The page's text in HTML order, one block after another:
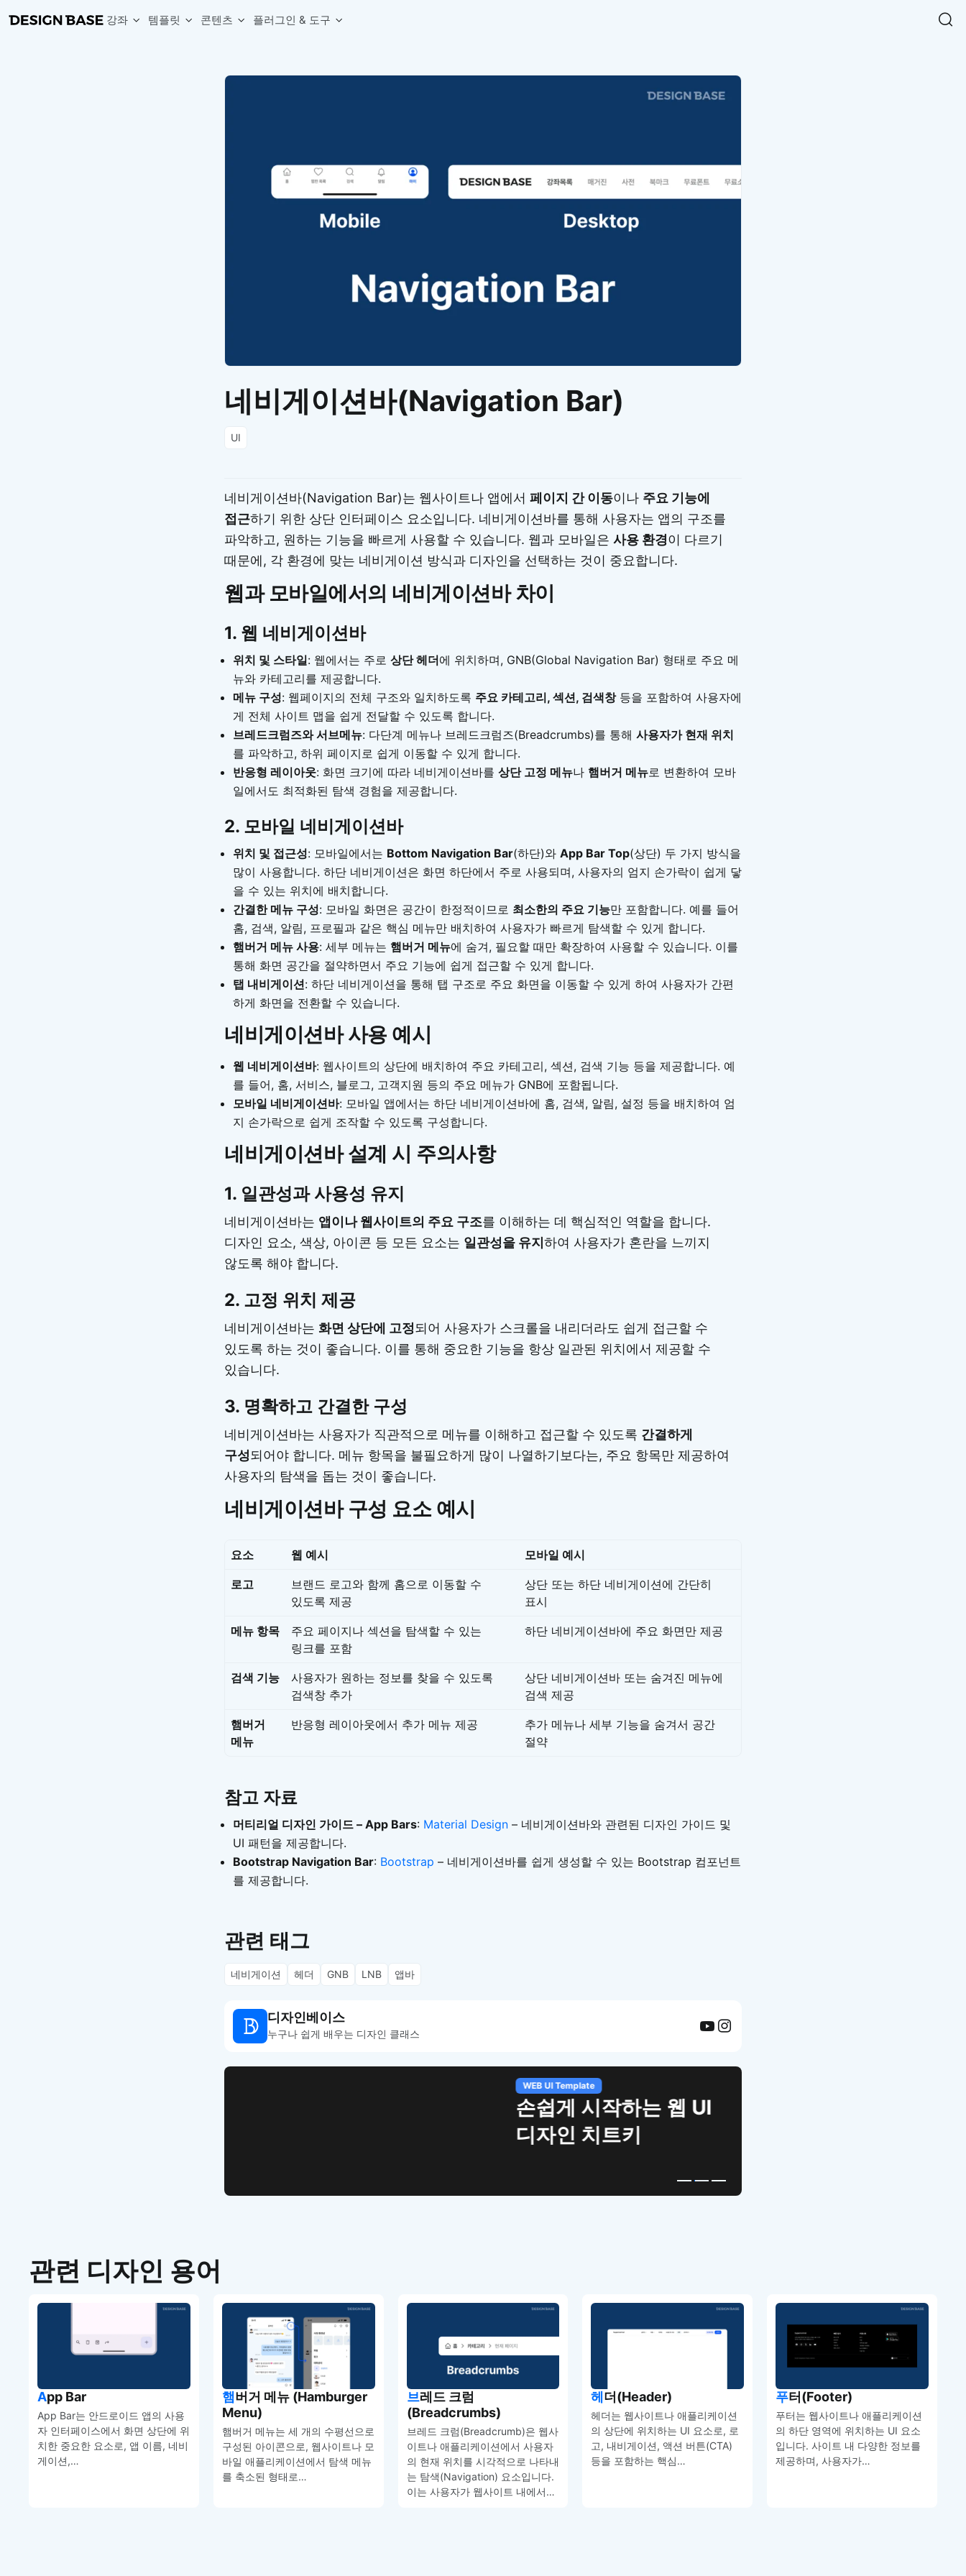
강좌 템플릿 콘텐츠
디자인에 바로 사용할 수 있는 아이콘을 무료로 사용해보세요.
디자인 작업에 활용할 수 있는 무료 리소스를 찾아보세요.
헷갈리는 디자인 용어를 쉽고 빠르게 확인해보세요.
디자인 툴 단축키 모음
피그마, 포토샵 등 자주 쓰는 단축키를 빠르게 찾아보세요.
플러그인 & 도구
피그마 Variables를 문서화하고 구조를 한눈에 정리해보세요.
자주 쓰는 브랜드 로고 SVG를 한곳에서 확인해보세요.
컬러 배색
디자인에 어울리는 컬러 조합을 빠르게 찾고 적용해보세요.
컬러 팔레트를 시각적으로 미리 보고 조합감을 확인해보세요.
추상 그라디언트 생성기
감각적인 추상 그라디언트 배경을 손쉽게 만들어보세요.
ASCII 아트
NEW
다양한 차트를 쉽고 빠르게 만들 수 있는 데이터 시각화 라이브러리
에
서
열
네비게이션바(Navigation Bar)
UI
네비게이션바(Navigation Bar)는 웹사이트나 앱에서 페이지 간 이동이나 주요 기능에
접근하기 위한 상단 인터페이스 요소입니다. 네비게이션바를 통해 사용자는 앱의 구조를
파악하고, 원하는 기능을 빠르게 사용할 수 있습니다. 웹과 모바일은 사용 환경이 다르기
때문에, 각 환경에 맞는 네비게이션 방식과 디자인을 선택하는 것이 중요합니다.
웹과 모바일에서의 네비게이션바 차이
1. 웹 네비게이션바
위치 및 스타일: 웹에서는 주로 상단 헤더에 위치하며, GNB(Global Navigation Bar) 형태로 주요 메
뉴와 카테고리를 제공합니다.
메뉴 구성: 웹페이지의 전체 구조와 일치하도록 주요 카테고리, 섹션, 검색창등을 포함하여 사용자에
게 전체 사이트 맵을 쉽게 전달할 수 있도록 합니다.
브레드크럼즈와 서브메뉴: 다단계 메뉴나 브레드크럼즈(Breadcrumbs)를 통해 사용자가 현재 위치
를 파악하고, 하위 페이지로 쉽게 이동할 수 있게 합니다.
반응형 레이아웃: 화면 크기에 따라 네비게이션바를 상단 고정 메뉴나 햄버거 메뉴로 변환하여 모바
일에서도 최적화된 탐색 경험을 제공합니다.
2. 모바일 네비게이션바
위치 및 접근성: 모바일에서는 Bottom Navigation Bar(하단)와 App Bar Top(상단) 두 가지 방식을
많이 사용합니다. 하단 네비게이션은 화면 하단에서 주로 사용되며, 사용자의 엄지 손가락이 쉽게 닿
을 수 있는 위치에 배치합니다.
간결한 메뉴 구성: 모바일 화면은 공간이 한정적이므로 최소한의 주요 기능만 포함합니다. 예를 들어
홈, 검색, 알림, 프로필과 같은 핵심 메뉴만 배치하여 사용자가 빠르게 탐색할 수 있게 합니다.
햄버거 메뉴 사용: 세부 메뉴는 햄버거 메뉴에 숨겨, 필요할 때만 확장하여 사용할 수 있습니다. 이를
통해 화면 공간을 절약하면서 주요 기능에 쉽게 접근할 수 있게 합니다.
탭 내비게이션: 하단 네비게이션을 통해 탭 구조로 주요 화면을 이동할 수 있게 하여 사용자가 간편
하게 화면을 전환할 수 있습니다.
네비게이션바 사용 예시
웹 네비게이션바: 웹사이트의 상단에 배치하여 주요 카테고리, 섹션, 검색 기능 등을 제공합니다. 예
를 들어, 홈, 서비스, 블로그, 고객지원 등의 주요 메뉴가 GNB에 포함됩니다.
모바일 네비게이션바: 모바일 앱에서는 하단 네비게이션바에 홈, 검색, 알림, 설정 등을 배치하여 엄
지 손가락으로 쉽게 조작할 수 있도록 구성합니다.
네비게이션바 설계 시 주의사항
1. 일관성과 사용성 유지
네비게이션바는 앱이나 웹사이트의 주요 구조를 이해하는 데 핵심적인 역할을 합니다.
디자인 요소, 색상, 아이콘 등 모든 요소는 일관성을 유지 하여 사용자가 혼란을 느끼지
않도록 해야 합니다.
2. 고정 위치 제공
네비게이션바는 화면 상단에 고정되어 사용자가 스크롤을 내리더라도 쉽게 접근할 수
있도록 하는 것이 좋습니다. 이를 통해 중요한 기능을 항상 일관된 위치에서 제공할 수
있습니다.
3. 명확하고 간결한 구성
네비게이션바는 사용자가 직관적으로 메뉴를 이해하고 접근할 수 있도록 간결하게
구성되어야 합니다. 메뉴 항목을 불필요하게 많이 나열하기보다는, 주요 항목만 제공하여
사용자의 탐색을 돕는 것이 좋습니다.
네비게이션바 구성 요소 예시
요소 웹 예시 모바일 예시
로고
브랜드 로고와 함께 홈으로 이동할 수
있도록 제공
상단 또는 하단 네비게이션에 간단히
표시
메뉴 항목
주요 페이지나 섹션을 탐색할 수 있는
링크를 포함
하단 네비게이션바에 주요 화면만 제공
검색 기능
사용자가 원하는 정보를 찾을 수 있도록
검색창 추가
상단 네비게이션바 또는 숨겨진 메뉴에
검색 제공
햄버거
메뉴
반응형 레이아웃에서 추가 메뉴 제공
추가 메뉴나 세부 기능을 숨겨서 공간
절약
참고 자료
머티리얼 디자인 가이드 – App Bars: Material Design – 네비게이션바와 관련된 디자인 가이드 및
UI 패턴을 제공합니다.
Bootstrap Navigation Bar: Bootstrap – 네비게이션바를 쉽게 생성할 수 있는 Bootstrap 컴포넌트
를 제공합니다.
관련 태그
네비게이션 헤더 GNB LNB 앱바
디자인베이스
누구나 쉽게 배우는 디자인 클래스
관련 디자인 용어
App Bar
App Bar는 안드로이드 앱의 사용
자 인터페이스에서 화면 상단에 위
치한 중요한 요소로, 앱 이름, 네비
게이션,…
햄버거 메뉴 (Hamburger
Menu)
햄버거 메뉴는 세 개의 수평선으로
구성된 아이콘으로, 웹사이트나 모
바일 애플리케이션에서 탐색 메뉴
를 축소된 형태로…
브레드 크럼
(Breadcrumbs)
브레드 크럼(Breadcrumb)은 웹사
이트나 애플리케이션에서 사용자
의 현재 위치를 시각적으로 나타내
는 탐색(Navigation) 요소입니다.
이는 사용자가 웹사이트 내에서…
헤더(Header)
헤더는 웹사이트나 애플리케이션
의 상단에 위치하는 UI 요소로, 로
고, 내비게이션, 액션 버튼(CTA)
등을 포함하는 핵심…
푸터(Footer)
푸터는 웹사이트나 애플리케이션
의 하단 영역에 위치하는 UI 요소
입니다. 사이트 내 다양한 정보를
제공하며, 사용자가…